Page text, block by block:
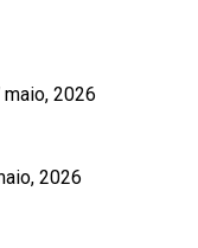
maio, 2026
2026